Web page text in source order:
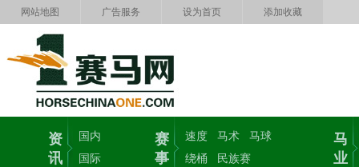
网站地图 广告服务 设为首页 添加收藏
资
讯
国内
国际
赛
事
速度 马术
马球
绕桶
民族赛
马
业